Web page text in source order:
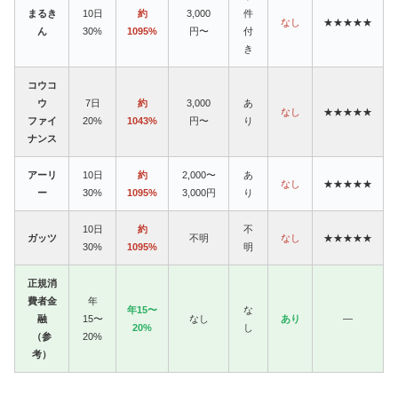
まるき
ん
10日
30%
約
1095%
3,000
円〜
件
付
き
なし ★★★★★
コウコ
ウ
ファイ
ナンス
7日
20%
約
1043%
3,000
円〜
あ
り
なし ★★★★★
アーリ
ー
10日
30%
約
1095%
2,000〜
3,000円
あ
り
なし ★★★★★
ガッツ
10日
30%
約
1095%
不明
不
明
なし ★★★★★
正規消
費者金
融
（参
考）
年
15〜
20%
年15〜
20%
なし
な
し
あり —